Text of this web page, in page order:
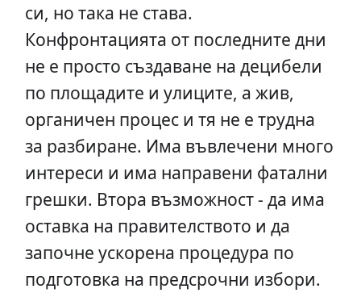
си, но така не става.
Конфронтацията от последните дни
не е просто създаване на децибели
по площадите и улиците, а жив,
органичен процес и тя не е трудна
за разбиране. Има въвлечени много
интереси и има направени фатални
грешки. Втора възможност - да има
оставка на правителството и да
започне ускорена процедура по
подготовка на предсрочни избори.